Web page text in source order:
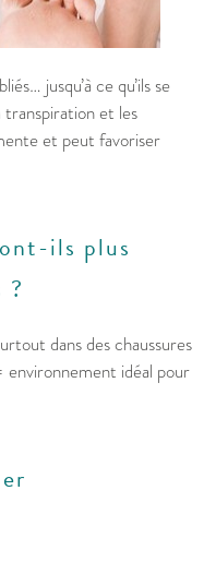
jusqu’à ce qu’ils se
transpiration et les
et peut favoriser
ils plus
?
dans des chaussures
idéal pour